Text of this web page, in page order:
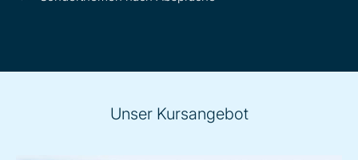
Unser Kursangebot